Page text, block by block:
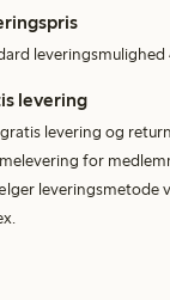
leveringsmulighed
levering
levering og
for
leveringsmetode